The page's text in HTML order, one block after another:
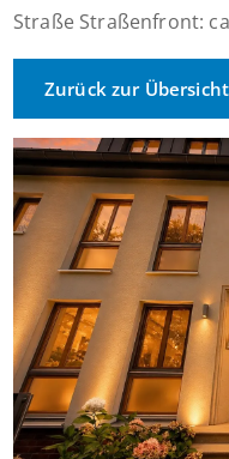
Straße Straßenfront:
Zurück zur Übersicht